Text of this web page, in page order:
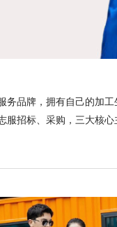
务品牌，拥有自己的加工
服招标、采购，三大核心